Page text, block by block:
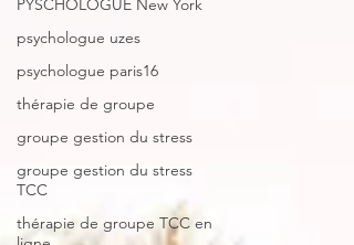
PYSCHOLOGUE New York
psychologue uzes
psychologue paris16
thérapie de groupe
groupe gestion du stress
groupe gestion du stress
TCC
thérapie de groupe TCC en